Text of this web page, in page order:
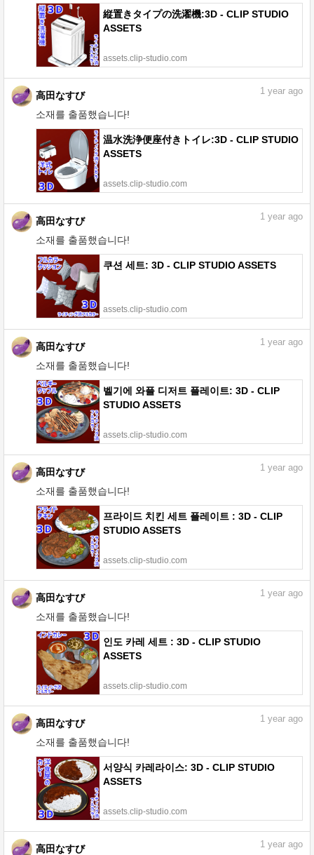
縦置きタイプの洗濯機:3D - CLIP STUDIO
ASSETS
assets.clip-studio.com
高田なすび
소재를 출품했습니다!
1 year ago
温水洗浄便座付きトイレ:3D - CLIP STUDIO
ASSETS
assets.clip-studio.com
高田なすび
소재를 출품했습니다!
1 year ago
쿠션 세트: 3D - CLIP STUDIO ASSETS
assets.clip-studio.com
高田なすび
소재를 출품했습니다!
1 year ago
벨기에 와플 디저트 플레이트: 3D - CLIP
STUDIO ASSETS
assets.clip-studio.com
高田なすび
소재를 출품했습니다!
1 year ago
프라이드 치킨 세트 플레이트 : 3D - CLIP
STUDIO ASSETS
assets.clip-studio.com
高田なすび
소재를 출품했습니다!
1 year ago
인도 카레 세트 : 3D - CLIP STUDIO
ASSETS
assets.clip-studio.com
高田なすび
소재를 출품했습니다!
1 year ago
서양식 카레라이스: 3D - CLIP STUDIO
ASSETS
assets.clip-studio.com
高田なすび
1 year ago